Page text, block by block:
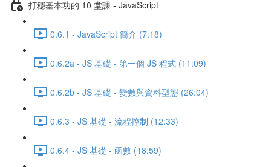
打穩基本功的 10 堂課 - JavaScript
0.6.1 - JavaScript 簡介 (7:18)
0.6.2a - JS 基礎 - 第一個 JS 程式 (11:09)
0.6.2b - JS 基礎 - 變數與資料型態 (26:04)
0.6.3 - JS 基礎 - 流程控制 (12:33)
0.6.4 - JS 基礎 - 函數 (18:59)